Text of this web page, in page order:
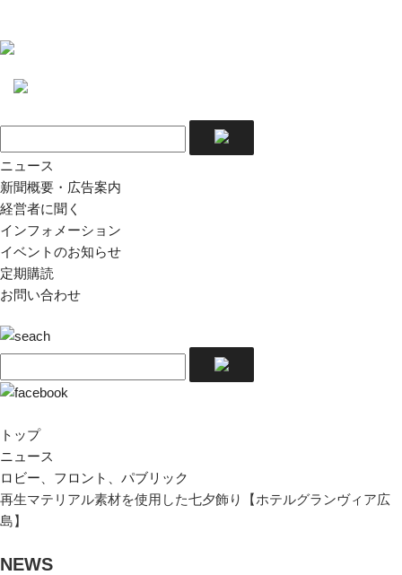
ニュース
新聞概要・広告案内
経営者に聞く
インフォメーション
イベントのお知らせ
定期購読
お問い合わせ
トップ
ニュース
ロビー、フロント、パブリック
再生マテリアル素材を使用した七夕飾り【ホテルグランヴィア広
島】
NEWS